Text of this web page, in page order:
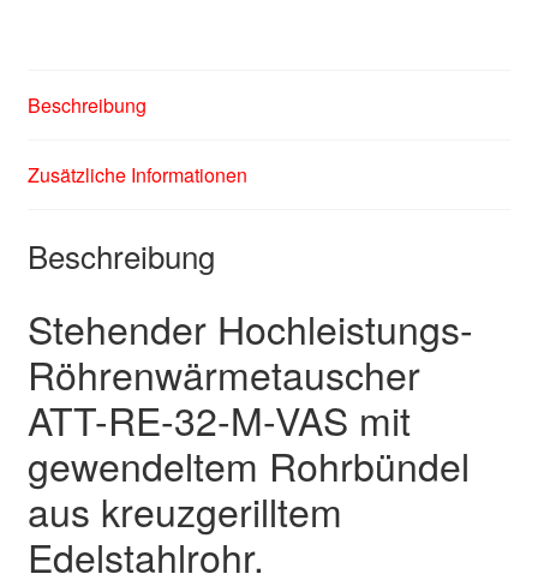
Beschreibung
Zusätzliche Informationen
Beschreibung
Stehender Hochleistungs-
Röhrenwärmetauscher
ATT-RE-32-M-VAS mit
gewendeltem Rohrbündel
aus kreuzgerilltem
Edelstahlrohr.